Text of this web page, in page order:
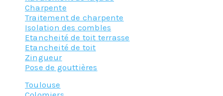
Charpente
Traitement de charpente
Isolation des combles
Etancheité de toit terrasse
Etancheité de toit
Zingueur
Pose de gouttières
Toulouse